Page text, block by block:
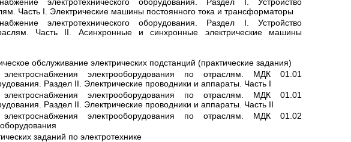
Часть I. Электрические машины постоянного тока и трансформаторы
электротехнического оборудования. Раздел I. Устройство
Часть II. Асинхронные и синхронные электрические машины
обслуживание электрических подстанций (практические задания)
электрооборудования по отраслям. МДК 01.01
Раздел II. Электрические проводники и аппараты. Часть I
электрооборудования по отраслям. МДК 01.01
Раздел II. Электрические проводники и аппараты. Часть II
электрооборудования по отраслям. МДК 01.02
заданий по электротехнике